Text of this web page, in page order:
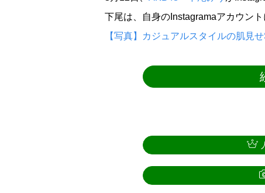
下尾は、自身のInstagramaアカウン
【写真】カジュアルスタイルの肌見